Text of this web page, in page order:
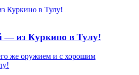
Куркино в Тулу!
— из Куркино в Тулу!
же оружием и с хорошим